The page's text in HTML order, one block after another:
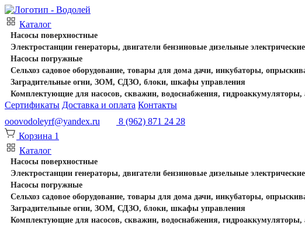
Каталог
Насосы поверхностные
Электростанции генераторы, двигатели бензиновые дизельные электрические
Насосы погружные
Сельхоз садовое оборудование, товары для дома дачи, инкубаторы,
Заградительные огни, ЗОМ, СДЗО, блоки, шкафы управления
Комплектующие для насосов, скважин, водоснабжения, гидроаккумуляторы,
Сертификаты Доставка и оплата Контакты
ooovodoleyrf@yandex.ru
8 (962) 871 24 28
Корзина 1
Каталог
Насосы поверхностные
Электростанции генераторы, двигатели бензиновые дизельные электрические
Насосы погружные
Сельхоз садовое оборудование, товары для дома дачи, инкубаторы,
Заградительные огни, ЗОМ, СДЗО, блоки, шкафы управления
Комплектующие для насосов, скважин, водоснабжения, гидроаккумуляторы,